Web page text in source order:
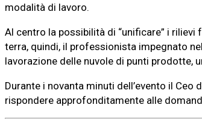
modalità di lavoro.
Al centro la possibilità di “unificare” i
terra, quindi, il professionista impegnato
lavorazione delle nuvole di punti prodotte,
Durante i novanta minuti dell’evento il Ceo
rispondere approfonditamente alle